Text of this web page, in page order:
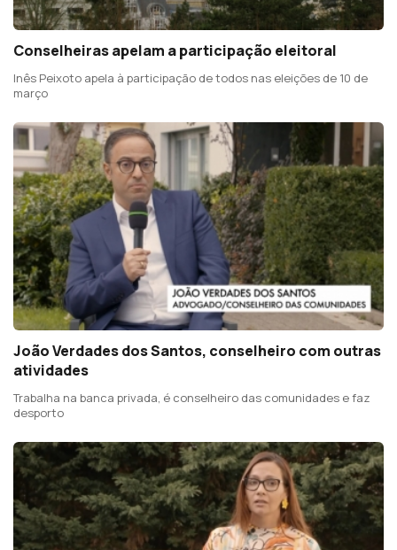
Conselheiras apelam a participação eleitoral
Inês Peixoto apela à participação de todos nas eleições de 10 de
março
João Verdades dos Santos, conselheiro com outras
atividades
Trabalha na banca privada, é conselheiro das comunidades e faz
desporto